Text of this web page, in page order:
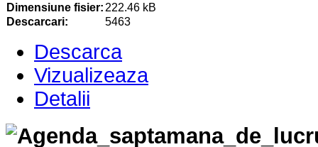
Dimensiune fisier: 222.46 kB
Descarcari:
5463
Descarca
Vizualizeaza
Detalii